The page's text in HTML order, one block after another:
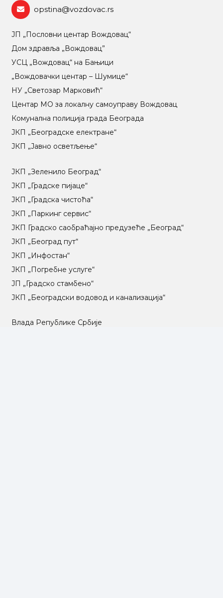
opstina@vozdovac.rs
ЈП „Пословни центар Вождовац“
Дом здравља „Вождовац”
УСЦ „Вождовац“ на Бањици
„Вождовачки центар – Шумице“
НУ „Светозар Марковић“
Центар МO за локалну самоуправу Вождовац
Комунална полиција града Београда
ЈКП „Београдске електране“
ЈКП „Јавно осветљење“
ЈКП „Зеленило Београд“
ЈКП „Градске пијаце“
ЈКП „Градска чистоћа“
ЈКП „Паркинг сервис“
ЈКП Градско саобраћајно предузеће „Београд“
ЈКП „Београд пут“
ЈКП „Инфостан“
ЈКП „Погребне услуге“
ЈП „Градско стамбено“
ЈКП „Београдски водовод и канализација“
Влада Републике Србије